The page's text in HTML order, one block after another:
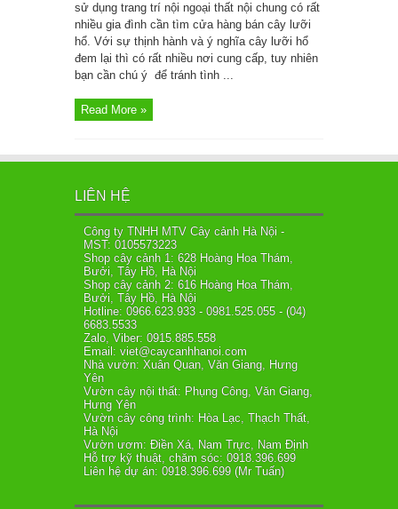
sử dụng trang trí nội ngoại thất nội chung có rất
nhiều gia đình cần tìm cửa hàng bán cây lưỡi
hổ. Với sự thịnh hành và ý nghĩa cây lưỡi hổ
đem lại thì có rất nhiều nơi cung cấp, tuy nhiên
bạn cần chú ý để tránh tình ...
Read More »
LIÊN HỆ
Công ty TNHH MTV Cây cảnh Hà Nội -
MST: 0105573223
Shop cây cảnh 1: 628 Hoàng Hoa Thám,
Bưởi, Tây Hồ, Hà Nội
Shop cây cảnh 2: 616 Hoàng Hoa Thám,
Bưởi, Tây Hồ, Hà Nội
Hotline: 0966.623.933 - 0981.525.055 - (04)
6683.5533
Zalo, Viber: 0915.885.558
Email: viet@caycanhhanoi.com
Nhà vườn: Xuân Quan, Văn Giang, Hưng
Yên
Vườn cây nội thất: Phụng Công, Văn Giang,
Hưng Yên
Vườn cây công trình: Hòa Lạc, Thạch Thất,
Hà Nội
Vườn ươm: Điền Xá, Nam Trực, Nam Định
Hỗ trợ kỹ thuật, chăm sóc: 0918.396.699
Liên hệ dự án: 0918.396.699 (Mr Tuấn)